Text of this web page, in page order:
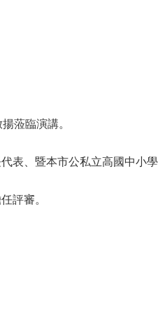
蒞臨演講。
表、暨本市公私立高國中小
評審。